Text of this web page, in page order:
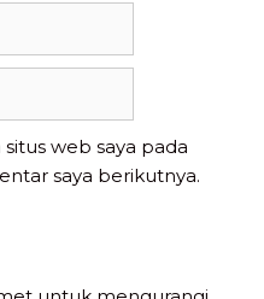
web saya pada
saya berikutnya.